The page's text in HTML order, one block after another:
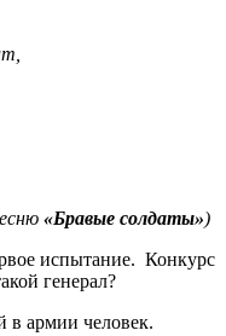
«Бравые солдаты»)
испытание. Конкурс
генерал?
в армии человек.